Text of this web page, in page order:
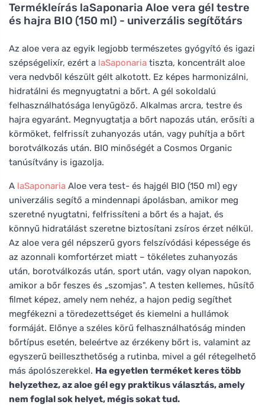
Termékleírás laSaponaria Aloe vera gél testre
és hajra BIO (150 ml) - univerzális segítőtárs
Az aloe vera az egyik legjobb természetes gyógyító és igazi
szépségelixír, ezért a laSaponaria tiszta, koncentrált aloe
vera nedvből készült gélt alkotott. Ez képes harmonizálni,
hidratálni és megnyugtatni a bőrt. A gél sokoldalú
felhasználhatósága lenyűgöző. Alkalmas arcra, testre és
hajra egyaránt. Megnyugtatja a bőrt napozás után, erősíti a
körmöket, felfrissít zuhanyozás után, vagy puhítja a bőrt
borotválkozás után. BIO minőségét a Cosmos Organic
tanúsítvány is igazolja.
A laSaponaria Aloe vera test- és hajgél BIO (150 ml) egy
univerzális segítő a mindennapi ápolásban, amikor meg
szeretné nyugtatni, felfrissíteni a bőrt és a hajat, és
könnyű hidratálást szeretne biztosítani zsíros érzet nélkül.
Az aloe vera gél népszerű gyors felszívódási képessége és
az azonnali komfortérzet miatt – tökéletes zuhanyozás
után, borotválkozás után, sport után, vagy olyan napokon,
amikor a bőr feszes és „szomjas". A testen kellemes, hűsítő
filmet képez, amely nem nehéz, a hajon pedig segíthet
megfékezni a töredezettséget és kiemelni a hullámok
formáját. Előnye a széles körű felhasználhatóság minden
bőrtípus esetén, beleértve az érzékeny bőrt is, valamint az
egyszerű beilleszthetőség a rutinba, mivel a gél rétegelhető
más ápolószerekkel. Ha egyetlen terméket keres több
helyzethez, az aloe gél egy praktikus választás, amely
nem foglal sok helyet, mégis sokat tud.